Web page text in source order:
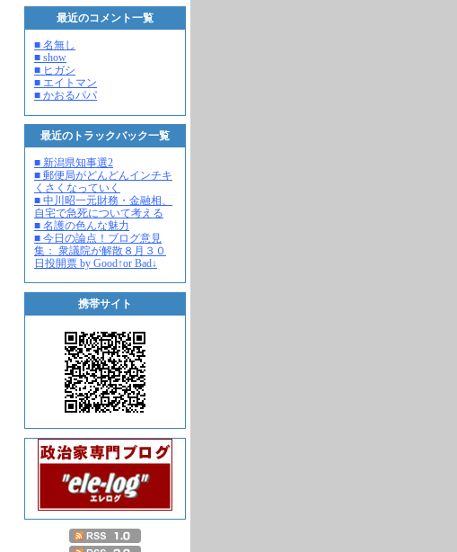
最近のコメント一覧
■ 名無し
■ show
■ ヒガシ
■ エイトマン
■ かおるパパ
最近のトラックバック一覧
■ 新潟県知事選2
■ 郵便局がどんどんインチキ
くさくなっていく
■ 中川昭一元財務・金融相、
自宅で急死について考える
■ 名護の色んな魅力
■ 今日の論点！ブログ意見
集： 衆議院が解散８月３０
日投開票 by Good↑or Bad↓
携帯サイト